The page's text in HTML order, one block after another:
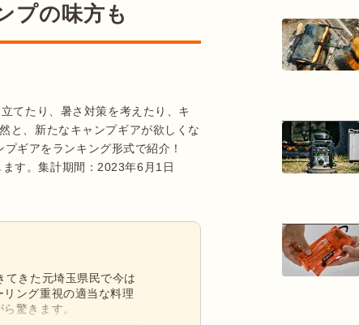
プの味方も
てたり、暑さ対策を考えたり、キ
と、新たなキャンプギアが欲しくな
ギアをランキング形式で紹介！
す。集計期間：2023年6月1日
てきた元埼玉県民で今は
ング重視の適当な料理
驚きます。